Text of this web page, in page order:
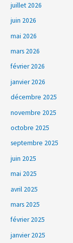
juillet 2026
juin 2026
mai 2026
mars 2026
février 2026
janvier 2026
décembre 2025
novembre 2025
octobre 2025
septembre 2025
juin 2025
mai 2025
avril 2025
mars 2025
février 2025
janvier 2025